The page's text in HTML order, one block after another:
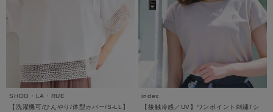
SHOO・LA・RUE
【洗濯機可/ひんやり/体型カバー/S-LL】
index
【接触冷感／UV】ワンポイント刺繍Tシ